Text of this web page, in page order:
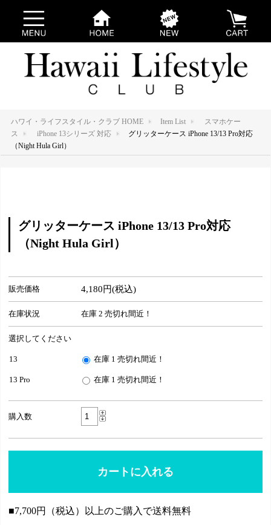
ハワイ・ライフスタイル・クラブ HOME Item List
スマホケー
ス
iPhone 13シリーズ 対応
グリッターケース iPhone 13/13 Pro対応
（Night Hula Girl）
グリッターケース iPhone 13/13 Pro対応
（Night Hula Girl）
販売価格 4,180円(税込)
在庫状況 在庫 2 売切れ間近！
選択してください
13 在庫 1 売切れ間近！
13 Pro 在庫 1 売切れ間近！
購入数
■7,700円（税込）以上のご購入で送料無料